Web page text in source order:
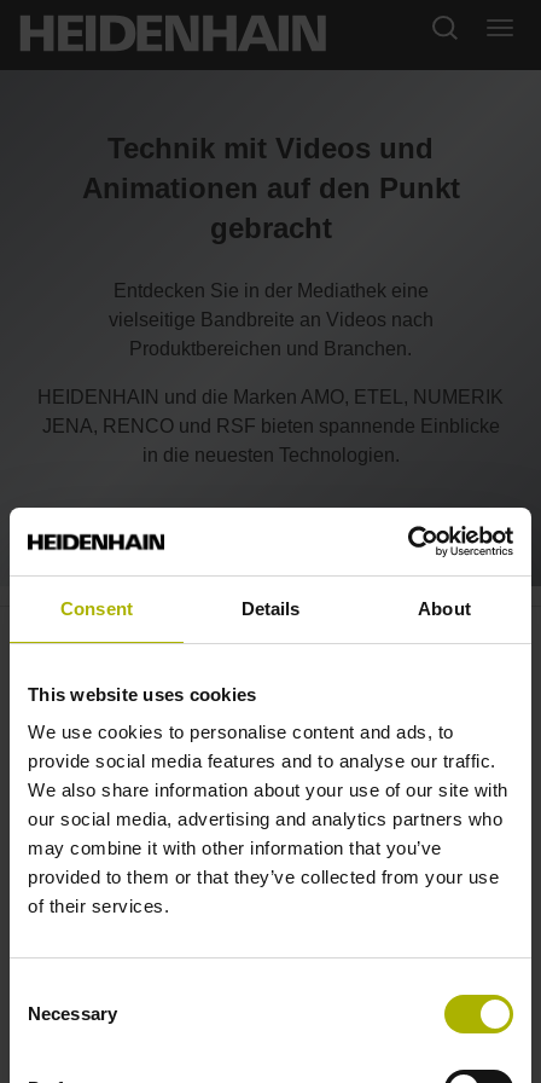
Consent Details About
This website uses cookies
We use cookies to personalise content and ads, to
provide social media features and to analyse our traffic.
We also share information about your use of our site with
our social media, advertising and analytics partners who
may combine it with other information that you’ve
provided to them or that they’ve collected from your use
of their services.
Selection
Necessary
Technik mit Videos und
Animationen auf den Punkt
gebracht
Entdecken Sie in der Mediathek eine
vielseitige Bandbreite an Videos nach
Produktbereichen und Branchen.
HEIDENHAIN und die Marken AMO, ETEL, NUMERIK
JENA, RENCO und RSF bieten spannende Einblicke
in die neuesten Technologien.
TNC 640: Die neuen
Koordinatenschleifen |
HEIDENHAIN